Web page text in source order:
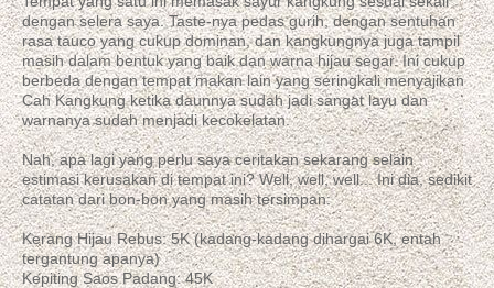
dengan selera saya. Taste-nya pedas gurih, dengan sentuhan
rasa tauco yang cukup dominan, dan kangkungnya juga tampil
masih dalam bentuk yang baik dan warna hijau segar. Ini cukup
berbeda dengan tempat makan lain yang seringkali menyajikan
Cah Kangkung ketika daunnya sudah jadi sangat layu dan
warnanya sudah menjadi kecokelatan.
Nah, apa lagi yang perlu saya ceritakan sekarang selain
estimasi kerusakan di tempat ini? Well, well, well... Ini dia, sedikit
catatan dari bon-bon yang masih tersimpan:
Kerang Hijau Rebus: 5K (kadang-kadang dihargai 6K, entah
tergantung apanya)
Kepiting Saos Padang: 45K